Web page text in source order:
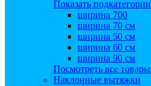
Показать подкатегории
ширина 700
ширина 70 см
ширина 50 см
ширина 60 см
ширина 90 см
Посмотреть все товары
Наклонные вытяжки